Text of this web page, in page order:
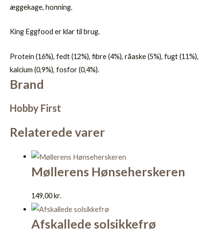
æggekage, honning.
King Eggfood er klar til brug.
Protein (16%), fedt (12%), fibre (4%), råaske (5%), fugt (11%),
kalcium (0,9%), fosfor (0,4%).
Brand
Hobby First
Relaterede varer
Møllerens Hønseherskeren
149,00kr.
Afskallede solsikkefrø